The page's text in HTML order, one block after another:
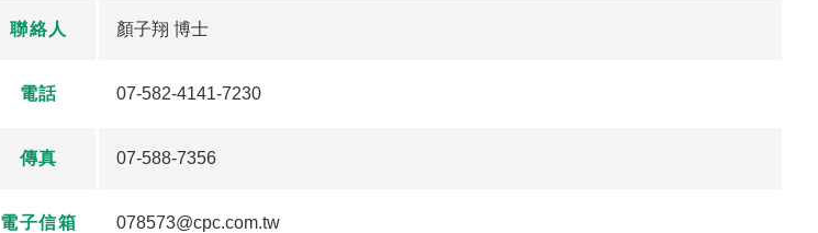
聯絡人 顏子翔 博士
電話 07-582-4141-7230
傳真 07-588-7356
電子信箱 078573@cpc.com.tw